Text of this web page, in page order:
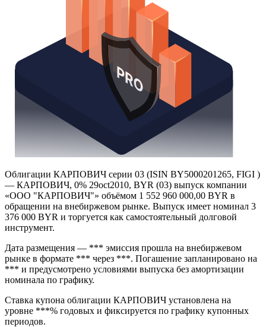
Облигации КАРПОВИЧ серии 03 (ISIN BY5000201265, FIGI )
— КАРПОВИЧ, 0% 29oct2010, BYR (03) выпуск компании
«ООО "КАРПОВИЧ"» объёмом 1 552 960 000,00 BYR в
обращении на внебиржевом рынке. Выпуск имеет номинал 3
376 000 BYR и торгуется как самостоятельный долговой
инструмент.
Дата размещения — *** эмиссия прошла на внебиржевом
рынке в формате *** через ***. Погашение запланировано на
*** и предусмотрено условиями выпуска без амортизации
номинала по графику.
Ставка купона облигации КАРПОВИЧ установлена на
уровне ***% годовых и фиксируется по графику купонных
периодов.